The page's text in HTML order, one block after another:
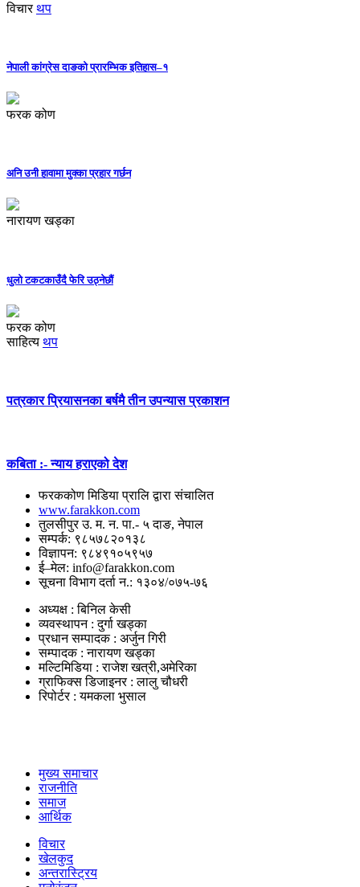
विचार थप
नेपाली कांग्रेस दाङको प्रारम्भिक इतिहास–१
फरक कोण
अनि उनी हावामा मुक्का प्रहार गर्छन
नारायण खड्का
धुलो टकटकाउँदै फेरि उठ्नेछौं
फरक कोण
साहित्य थप
पत्रकार प्रियासनका बर्षमै तीन उपन्यास प्रकाशन
कबिता :- न्याय हराएको देश
फरककोण मिडिया प्रालि द्वारा संचालित
www.farakkon.com
तुलसीपुर उ. म. न. पा.- ५ दाङ, नेपाल
सम्पर्क: ९८५७८२०१३८
विज्ञापन: ९८४९१०५९५७
ई–मेल: info@farakkon.com
सूचना विभाग दर्ता न.: १३०४/०७५-७६
अध्यक्ष : बिनिल केसी
व्यवस्थापन : दुर्गा खड्का
प्रधान सम्पादक : अर्जुन गिरी
सम्पादक : नारायण खड्का
मल्टिमिडिया : राजेश खत्री,अमेरिका
ग्राफिक्स डिजाइनर : लालु चौधरी
रिपोर्टर : यमकला भुसाल
मुख्य समाचार
राजनीति
समाज
आर्थिक
विचार
खेलकुद
अन्तरास्ट्रिय